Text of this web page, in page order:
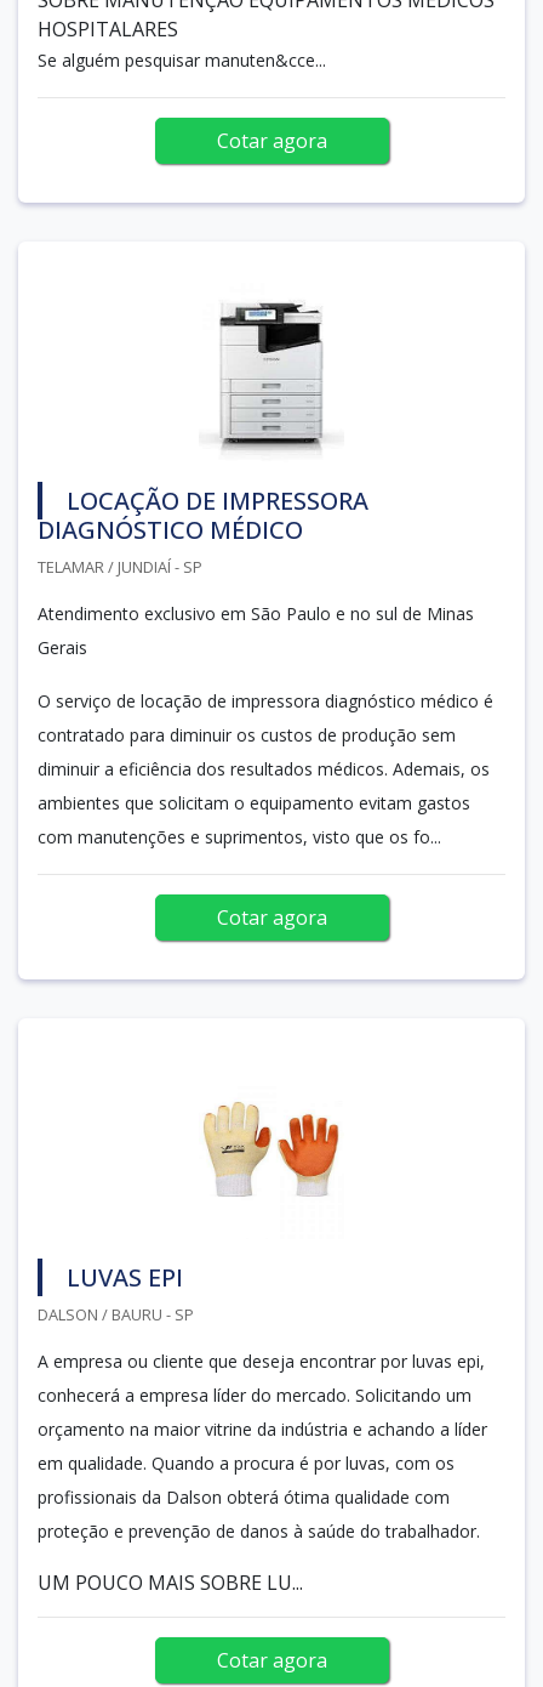
HOSPITALARES
Se alguém pesquisar manuten&cce...
Cotar agora
LOCAÇÃO DE IMPRESSORA
DIAGNÓSTICO MÉDICO
TELAMAR / JUNDIAÍ - SP
Atendimento exclusivo em São Paulo e no sul de Minas
Gerais
O serviço de locação de impressora diagnóstico médico é
contratado para diminuir os custos de produção sem
diminuir a eficiência dos resultados médicos. Ademais, os
ambientes que solicitam o equipamento evitam gastos
com manutenções e suprimentos, visto que os fo...
Cotar agora
LUVAS EPI
DALSON / BAURU - SP
A empresa ou cliente que deseja encontrar por luvas epi,
conhecerá a empresa líder do mercado. Solicitando um
orçamento na maior vitrine da indústria e achando a líder
em qualidade. Quando a procura é por luvas, com os
profissionais da Dalson obterá ótima qualidade com
proteção e prevenção de danos à saúde do trabalhador.
UM POUCO MAIS SOBRE LU...
Cotar agora